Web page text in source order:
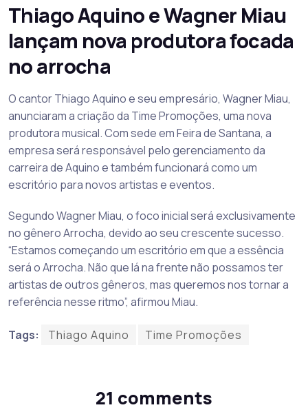
Thiago Aquino e Wagner Miau
lançam nova produtora focada
no arrocha
O cantor Thiago Aquino e seu empresário, Wagner Miau,
anunciaram a criação da Time Promoções, uma nova
produtora musical. Com sede em Feira de Santana, a
empresa será responsável pelo gerenciamento da
carreira de Aquino e também funcionará como um
escritório para novos artistas e eventos.
Segundo Wagner Miau, o foco inicial será exclusivamente
no gênero Arrocha, devido ao seu crescente sucesso.
“Estamos começando um escritório em que a essência
será o Arrocha. Não que lá na frente não possamos ter
artistas de outros gêneros, mas queremos nos tornar a
referência nesse ritmo”, afirmou Miau.
Tags: Thiago Aquino Time Promoções
21 comments